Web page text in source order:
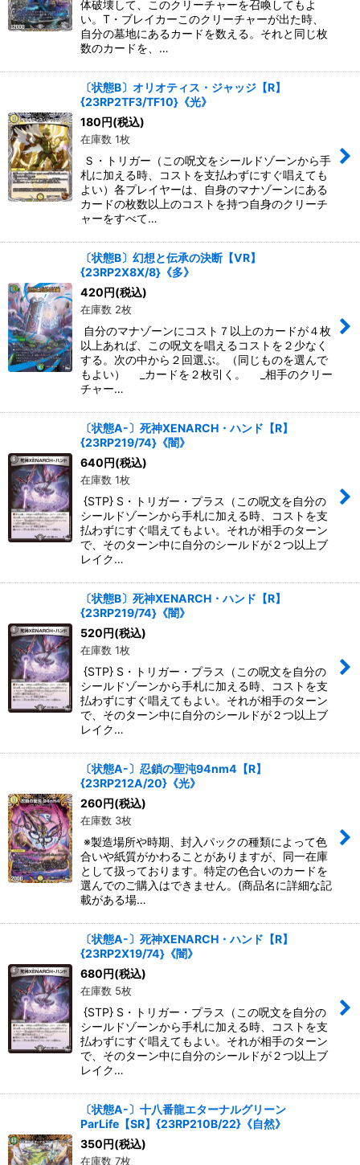
体破壊して、このクリーチャーを召喚してもよ
い。T・ブレイカーこのクリーチャーが出た時、
自分の墓地にあるカードを数える。それと同じ枚
数のカードを、…
〔状態B〕オリオティス・ジャッジ【R】
{23RP2TF3/TF10}《光》
180円(税込)
在庫数 1枚
Ｓ・トリガー（この呪文をシールドゾーンから手
札に加える時、コストを支払わずにすぐ唱えても
よい）各プレイヤーは、自身のマナゾーンにある
カードの枚数以上のコストを持つ自身のクリーチ
ャーをすべて…
〔状態B〕幻想と伝承の決断【VR】
{23RP2X8X/8}《多》
420円(税込)
在庫数 2枚
自分のマナゾーンにコスト７以上のカードが４枚
以上あれば、この呪文を唱えるコストを２少なく
する。次の中から２回選ぶ。（同じものを選んで
もよい） _カードを２枚引く。 _相手のクリー
チャー…
〔状態A-〕死神XENARCH・ハンド【R】
{23RP219/74}《闇》
640円(税込)
在庫数 1枚
{STP} S・トリガー・プラス（この呪文を自分の
シールドゾーンから手札に加える時、コストを支
払わずにすぐ唱えてもよい。それが相手のターン
で、そのターン中に自分のシールドが２つ以上ブ
レイク…
〔状態B〕死神XENARCH・ハンド【R】
{23RP219/74}《闇》
520円(税込)
在庫数 1枚
{STP} S・トリガー・プラス（この呪文を自分の
シールドゾーンから手札に加える時、コストを支
払わずにすぐ唱えてもよい。それが相手のターン
で、そのターン中に自分のシールドが２つ以上ブ
レイク…
〔状態A-〕忍鎖の聖沌94nm4【R】
{23RP212A/20}《光》
260円(税込)
在庫数 3枚
※製造場所や時期、封入パックの種類によって色
合いや紙質がかわることがありますが、同一在庫
として扱っております。特定の色合いのカードを
選んでのご購入はできません。(商品名に詳細な記
載がある場…
〔状態A-〕死神XENARCH・ハンド【R】
{23RP2X19/74}《闇》
680円(税込)
在庫数 5枚
{STP} S・トリガー・プラス（この呪文を自分の
シールドゾーンから手札に加える時、コストを支
払わずにすぐ唱えてもよい。それが相手のターン
で、そのターン中に自分のシールドが２つ以上ブ
レイク…
〔状態A-〕十八番龍エターナルグリーン
ParLife【SR】{23RP210B/22}《自然》
350円(税込)
在庫数 7枚